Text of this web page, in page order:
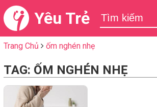
Yêu Trẻ
Trang Chủ ốm nghén nhẹ
TAG: ỐM NGHÉN NHẸ